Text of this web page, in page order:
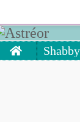
Home